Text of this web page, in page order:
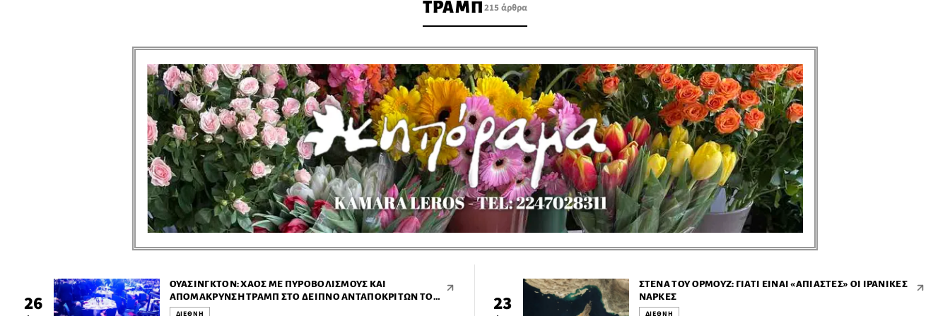
ΤΡΑΜΠ215 άρθρα
26
ΟΥΆΣΙΝΓΚΤΟΝ: ΧΆΟΣ ΜΕ ΠΥΡΟΒΟΛΙΣΜΟΎΣ ΚΑΙ
ΑΠΟΜΆΚΡΥΝΣΗ ΤΡΑΜΠ ΣΤΟ ΔΕΊΠΝΟ ΑΝΤΑΠΟΚΡΙΤΏΝ ΤΟΥ
ΛΕΥΚΟΎ ΟΊΚΟΥ
23
ΣΤΕΝΆ ΤΟΥ ΟΡΜΟΎΖ: ΓΙΑΤΊ ΕΊΝΑΙ «ΆΠΙΑΣΤΕΣ» ΟΙ ΙΡΑΝΙΚΈΣ
ΝΆΡΚΕΣ